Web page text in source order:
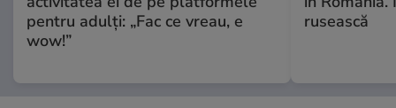
pentru adulți: „Fac ce vreau, e
wow!”
rusească